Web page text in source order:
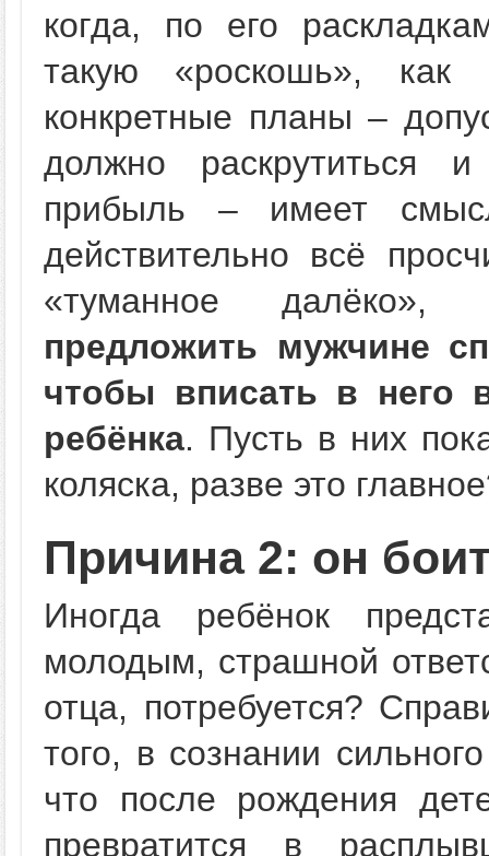
когда, по его
такую «роскошь»,
конкретные планы –
должно раскрутиться
прибыль – имеет
действительно всё
«туманное
предложить мужчине
чтобы вписать в него
ребёнка. Пусть в них
коляска, разве это
Причина 2: он
Иногда ребёнок
молодым, страшной
отца, потребуется?
того, в сознании
что после рождения
превратится в